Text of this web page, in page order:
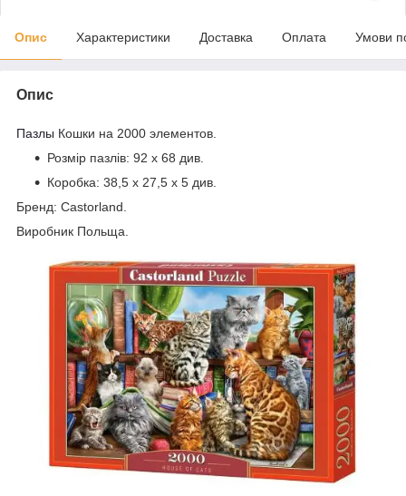
Опис Характеристики Доставка Оплата Умови
Опис
Пазлы Кошки на 2000 элементов.
Розмір пазлів: 92 х 68 див.
Коробка: 38,5 х 27,5 х 5 див.
Бренд: Castorland.
Виробник Польща.